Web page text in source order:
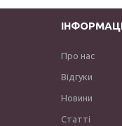
Про нас
Відгуки
Новини
Статті